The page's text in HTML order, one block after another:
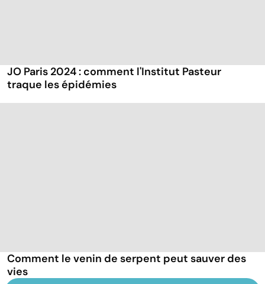
JO Paris 2024 : comment l'Institut Pasteur
traque les épidémies
Comment le venin de serpent peut sauver des
vies